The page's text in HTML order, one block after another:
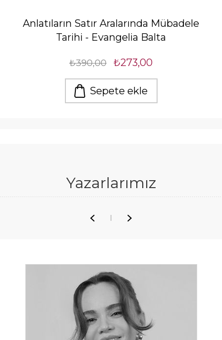
Anlatıların Satır Aralarında Mübadele
Tarihi - Evangelia Balta
₺390,00 ₺273,00
Sepete ekle
Yazarlarımız